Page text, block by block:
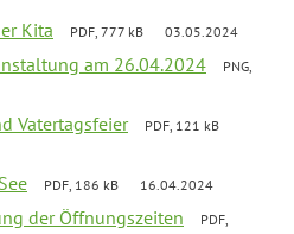
Kita PDF, 777 kB 03.05.2024
am 26.04.2024
PNG,
Vatertagsfeier
PDF, 121 kB
PDF, 186 kB 16.04.2024
der Öffnungszeiten
PDF,